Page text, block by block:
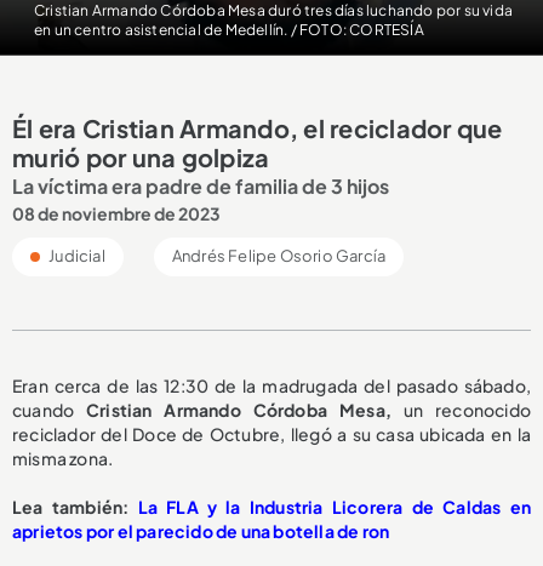
Cristian Armando Córdoba Mesa duró tres días luchando por su vida
en un centro asistencial de Medellín. / FOTO: CORTESÍA
Él era Cristian Armando, el reciclador que
murió por una golpiza
La víctima era padre de familia de 3 hijos
08 de noviembre de 2023
Judicial Andrés Felipe Osorio García
Eran cerca de las 12:30 de la madrugada del pasado sábado,
cuandoCristian Armando Córdoba Mesa, un reconocido
reciclador del Doce de Octubre, llegó a su casa ubicada en la
misma zona.
Lea también: La FLA y la Industria Licorera de Caldas en
aprietos por el parecido de una botella de ron